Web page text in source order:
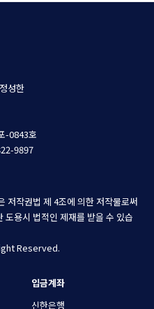
성한
-0843호
9897
저작권법 제 4조에 의한 저작물로써
용시 법적인 제재를 받을 수 있습
Reserved.
입금계좌
신한은행